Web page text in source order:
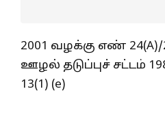
2001 வழக்கு எண் 24(A)/
ஊழல் தடுப்புச் சட்டம்
13(1) (e)